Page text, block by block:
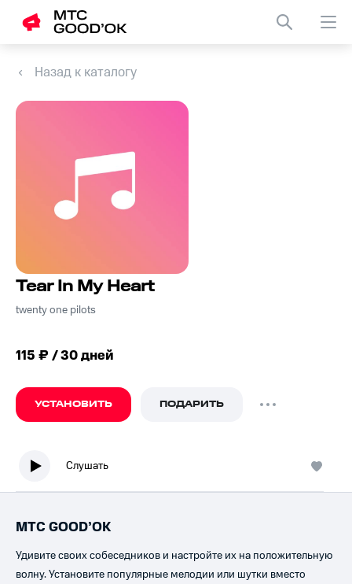
Назад к каталогу
Tear In My Heart
twenty one pilots
115 ₽ / 30 дней
УСТАНОВИТЬ ПОДАРИТЬ
Слушать
МТС GOOD’OK
Удивите своих собеседников и настройте их на положительную
волну. Установите популярные мелодии или шутки вместо